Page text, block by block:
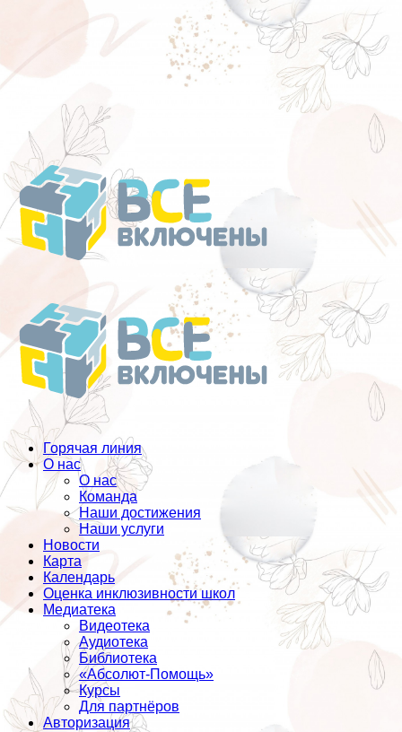
Перейти
к
содержанию
Горячая линия
О нас
О нас
Команда
Наши достижения
Наши услуги
Новости
Карта
Календарь
Оценка инклюзивности школ
Медиатека
Видеотека
Аудиотека
Библиотека
«Абсолют-Помощь»
Курсы
Для партнёров
Авторизация